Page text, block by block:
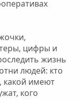
цифры и
жизнь
людей: кто
какой имеют
кого